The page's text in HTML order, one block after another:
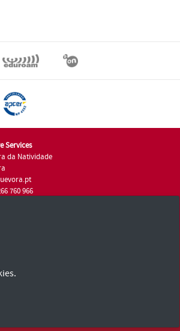
Services
da Natividade
760 966